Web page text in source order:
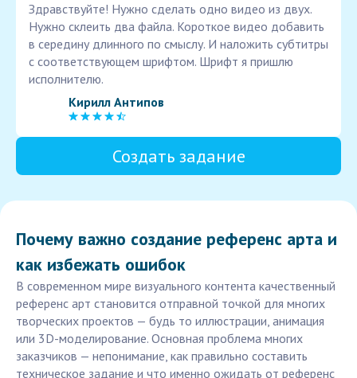
Здравствуйте! Нужно сделать одно видео из двух.
Нужно склеить два файла. Короткое видео добавить
в середину длинного по смыслу. И наложить субтитры
с соответствующем шрифтом. Шрифт я пришлю
исполнителю.
Кирилл Антипов
Создать задание
Почему важно создание референс арта и
как избежать ошибок
В современном мире визуального контента качественный
референс арт становится отправной точкой для многих
творческих проектов — будь то иллюстрации, анимация
или 3D-моделирование. Основная проблема многих
заказчиков — непонимание, как правильно составить
техническое задание и что именно ожидать от референс